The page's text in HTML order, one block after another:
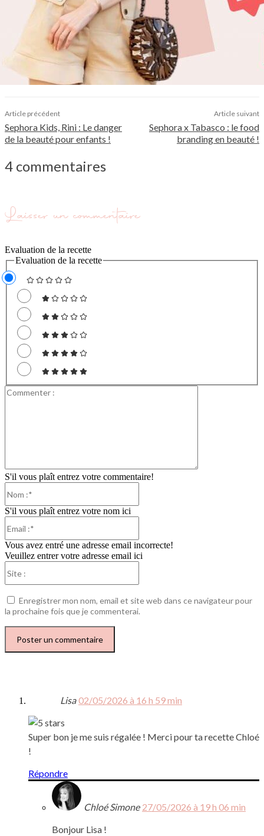
Article précédent
Sephora Kids, Rini : Le danger
de la beauté pour enfants !
Article suivant
Sephora x Tabasco : le food
branding en beauté !
4 commentaires
Lisa 02/05/2026 à 16 h 59 min
Super bon je me suis régalée ! Merci pour ta recette Chloé
!
Répondre
Chloé Simone 27/05/2026 à 19 h 06 min
Bonjour Lisa !
Laisser un commentaire
Evaluation de la recette
Evaluation de la recette
S'il vous plaît entrez votre commentaire!
S'il vous plaît entrez votre nom ici
Vous avez entré une adresse email incorrecte!
Veuillez entrer votre adresse email ici
Enregistrer mon nom, email et site web dans ce navigateur pour
la prochaine fois que je commenterai.